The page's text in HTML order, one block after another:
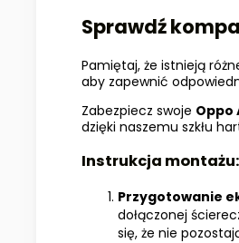
Sprawdź
Pamiętaj, że istnieją
aby zapewnić
Zabezpiecz swoje Oppo
dzięki naszemu szkłu
Instrukcja montażu:
Przygotowanie
dołączonej
się, że nie